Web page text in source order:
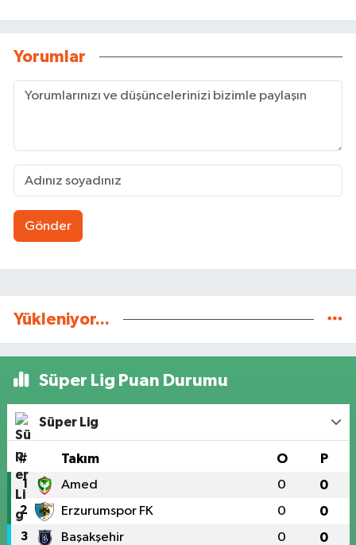
Yorumlar
Gönder
Yükleniyor...
Süper Lig Puan Durumu
Süper Lig
# Takım O P
1 Amed 0 0
2 Erzurumspor FK 0 0
3 Başakşehir 0 0